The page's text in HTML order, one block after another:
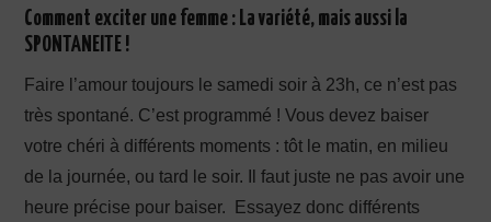
Comment exciter une femme : La variété, mais aussi la
SPONTANEITE !
Faire l’amour toujours le samedi soir à 23h, ce n’est pas
très spontané. C’est programmé ! Vous devez baiser
votre chéri à différents moments : tôt le matin, en milieu
de la journée, ou tard le soir. Il faut juste ne pas avoir une
heure précise pour baiser. Essayez donc différents